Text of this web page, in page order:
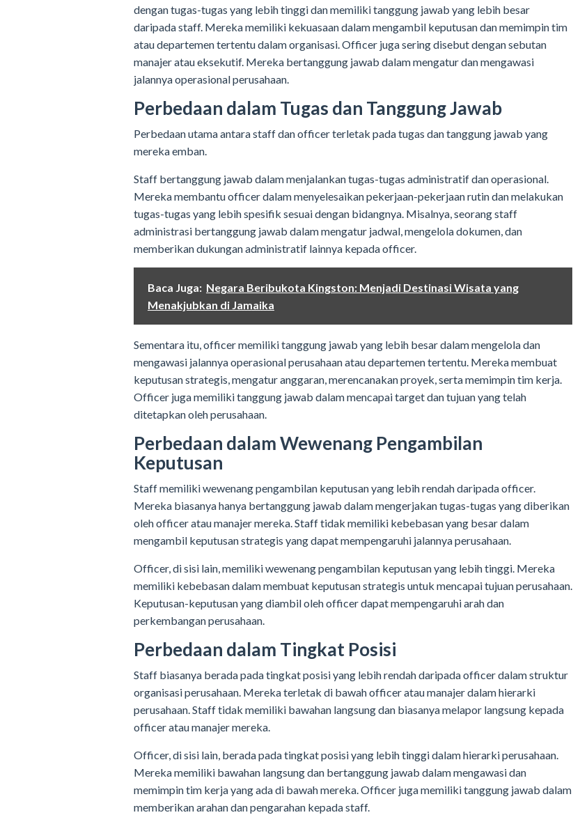
dengan tugas-tugas yang lebih tinggi dan memiliki tanggung jawab yang lebih besar
daripada staff. Mereka memiliki kekuasaan dalam mengambil keputusan dan memimpin tim
atau departemen tertentu dalam organisasi. Officer juga sering disebut dengan sebutan
manajer atau eksekutif. Mereka bertanggung jawab dalam mengatur dan mengawasi
jalannya operasional perusahaan.
Perbedaan dalam Tugas dan Tanggung Jawab
Perbedaan utama antara staff dan officer terletak pada tugas dan tanggung jawab yang
mereka emban.
Staff bertanggung jawab dalam menjalankan tugas-tugas administratif dan operasional.
Mereka membantu officer dalam menyelesaikan pekerjaan-pekerjaan rutin dan melakukan
tugas-tugas yang lebih spesifik sesuai dengan bidangnya. Misalnya, seorang staff
administrasi bertanggung jawab dalam mengatur jadwal, mengelola dokumen, dan
memberikan dukungan administratif lainnya kepada officer.
Baca Juga: Negara Beribukota Kingston: Menjadi Destinasi Wisata yang
Menakjubkan di Jamaika
Sementara itu, officer memiliki tanggung jawab yang lebih besar dalam mengelola dan
mengawasi jalannya operasional perusahaan atau departemen tertentu. Mereka membuat
keputusan strategis, mengatur anggaran, merencanakan proyek, serta memimpin tim kerja.
Officer juga memiliki tanggung jawab dalam mencapai target dan tujuan yang telah
ditetapkan oleh perusahaan.
Perbedaan dalam Wewenang Pengambilan
Keputusan
Staff memiliki wewenang pengambilan keputusan yang lebih rendah daripada officer.
Mereka biasanya hanya bertanggung jawab dalam mengerjakan tugas-tugas yang diberikan
oleh officer atau manajer mereka. Staff tidak memiliki kebebasan yang besar dalam
mengambil keputusan strategis yang dapat mempengaruhi jalannya perusahaan.
Officer, di sisi lain, memiliki wewenang pengambilan keputusan yang lebih tinggi. Mereka
memiliki kebebasan dalam membuat keputusan strategis untuk mencapai tujuan perusahaan.
Keputusan-keputusan yang diambil oleh officer dapat mempengaruhi arah dan
perkembangan perusahaan.
Perbedaan dalam Tingkat Posisi
Staff biasanya berada pada tingkat posisi yang lebih rendah daripada officer dalam struktur
organisasi perusahaan. Mereka terletak di bawah officer atau manajer dalam hierarki
perusahaan. Staff tidak memiliki bawahan langsung dan biasanya melapor langsung kepada
officer atau manajer mereka.
Officer, di sisi lain, berada pada tingkat posisi yang lebih tinggi dalam hierarki perusahaan.
Mereka memiliki bawahan langsung dan bertanggung jawab dalam mengawasi dan
memimpin tim kerja yang ada di bawah mereka. Officer juga memiliki tanggung jawab dalam
memberikan arahan dan pengarahan kepada staff.